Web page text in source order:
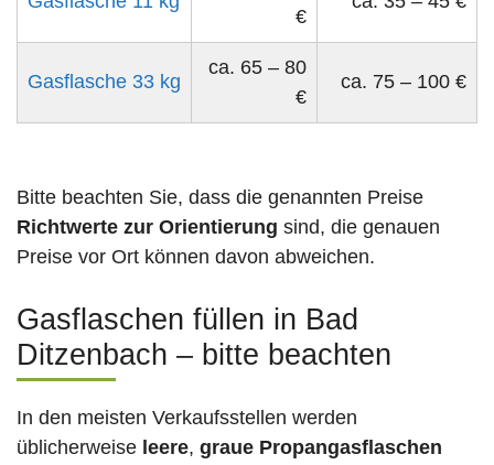
€
Gasflasche 33 kg
ca. 65 – 80
€
ca. 75 – 100 €
Bitte beachten Sie, dass die genannten Preise
Richtwerte zur Orientierung sind, die genauen
Preise vor Ort können davon abweichen.
Gasflaschen füllen in Bad
Ditzenbach – bitte beachten
In den meisten Verkaufsstellen werden
üblicherweise leere, graue Propangasflaschen